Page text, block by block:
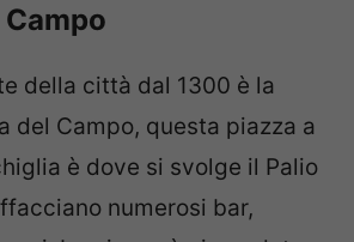
della città dal 1300 è la
del Campo, questa piazza a
è dove si svolge il Palio
numerosi bar,